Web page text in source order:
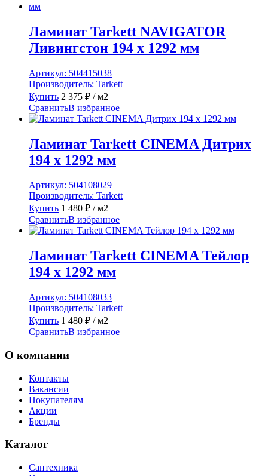
Ламинат Tarkett NAVIGATOR
Ливингстон 194 x 1292 мм
Артикул: 504415038
Производитель: Tarkett
Купить 2 375 ₽ / м2
СравнитьВ избранное
Ламинат Tarkett CINEMA Дитрих
194 x 1292 мм
Артикул: 504108029
Производитель: Tarkett
Купить 1 480 ₽ / м2
СравнитьВ избранное
Ламинат Tarkett CINEMA Тейлор
194 x 1292 мм
Артикул: 504108033
Производитель: Tarkett
Купить 1 480 ₽ / м2
СравнитьВ избранное
О компании
Контакты
Вакансии
Покупателям
Акции
Бренды
Каталог
Сантехника